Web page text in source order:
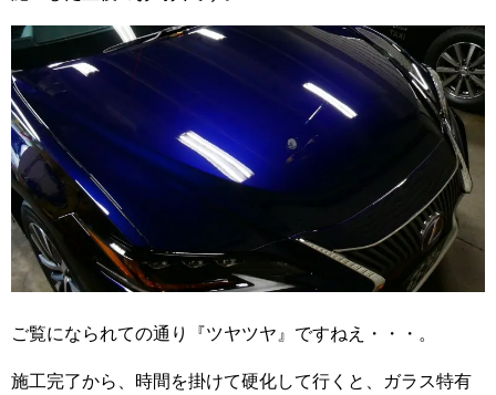
ご覧になられての通り『ツヤツヤ』ですねえ・・・。
施工完了から、時間を掛けて硬化して行くと、ガラス特有